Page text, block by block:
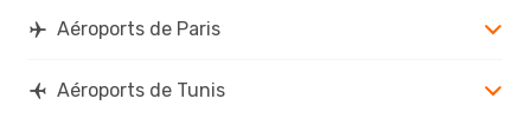
Aéroports de Paris
Aéroports de Tunis